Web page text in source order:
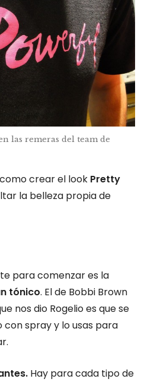
las remeras del team de
crear el look Pretty
la belleza propia de
para comenzar es la
tónico. El de Bobbi Brown
nos dio Rogelio es que se
spray y lo usas para
Hay para cada tipo de